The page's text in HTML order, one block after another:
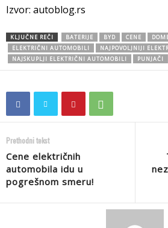
Izvor: autoblog.rs
KLJUČNE REČI BATERIJE BYD CENE
ELEKTRIČNI AUTOMOBILI
NAJPOVOLJNIJI
NAJSKUPLJI ELEKTRIČNI AUTOMOBILI
PUNJAČI
Prethodni tekst
Cene električnih
automobila idu u
pogrešnom smeru!